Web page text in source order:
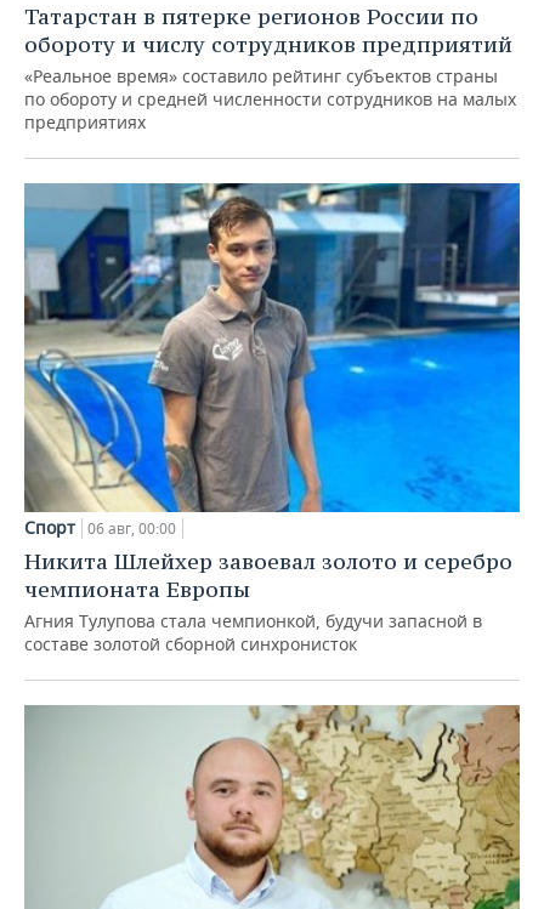
Татарстан в пятерке регионов России по
обороту и числу сотрудников предприятий
«Реальное время» составило рейтинг субъектов страны
по обороту и средней численности сотрудников на малых
предприятиях
Спорт 06 авг, 00:00
Никита Шлейхер завоевал золото и серебро
чемпионата Европы
Агния Тулупова стала чемпионкой, будучи запасной в
составе золотой сборной синхронисток